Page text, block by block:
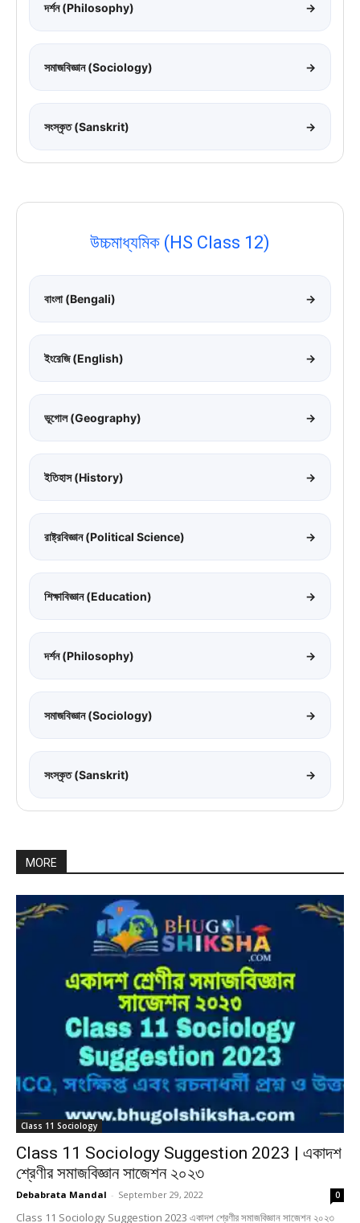
দর্শন (Philosophy) →
সমাজবিজ্ঞান (Sociology) →
সংস্কৃত (Sanskrit) →
উচ্চমাধ্যমিক (HS Class 12)
বাংলা (Bengali) →
ইংরেজি (English) →
ভূগোল (Geography) →
ইতিহাস (History) →
রাষ্ট্রবিজ্ঞান (Political Science) →
শিক্ষাবিজ্ঞান (Education) →
দর্শন (Philosophy) →
সমাজবিজ্ঞান (Sociology) →
সংস্কৃত (Sanskrit) →
MORE
Class 11 Sociology
Class 11 Sociology Suggestion 2023 | একাদশ
শ্রেণীর সমাজবিজ্ঞান সাজেশন ২০২৩
Debabrata Mandal - September 29, 2022 0
Class 11 Sociology Suggestion 2023 একাদশ শ্রেণীর সমাজবিজ্ঞান সাজেশন ২০২৩